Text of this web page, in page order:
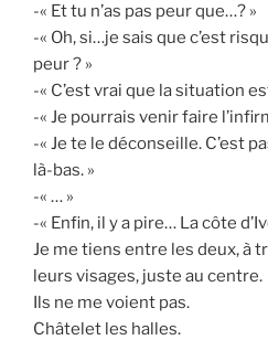
-« Et tu n’as pas peur que…? »
-« Oh, si…je sais que c’est
peur ? »
-« C’est vrai que la situation
-« Je pourrais venir faire
-« Je te le déconseille. C’est
là-bas. »
-« … »
-« Enfin, il y a pire… La côte
Je me tiens entre les deux, à
leurs visages, juste au centre.
Ils ne me voient pas.
Châtelet les halles.